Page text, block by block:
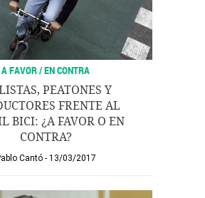
A FAVOR / EN CONTRA
PEATONES Y
FRENTE AL
BICI: ¿A FAVOR O EN
CONTRA?
Cantó 13/03/2017